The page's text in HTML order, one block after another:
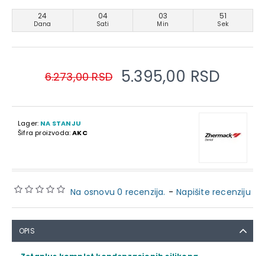
Lager: NA STANJU
Šifra proizvoda: AKC
Na osnovu 0 recenzija. - Napišite recenziju
24
Dana
04
Sati
03
Min
51
Sek
5.395,00 RSD
6.273,00 RSD
OPIS